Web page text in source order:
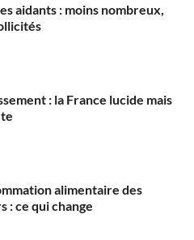
aidants : moins nombreux,
: la France lucide mais
alimentaire des
: ce qui change